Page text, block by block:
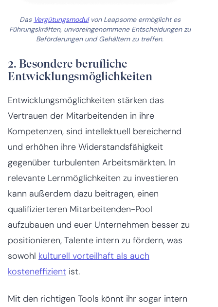
Das Vergütungsmodulvon Leapsome ermöglicht es
Führungskräften, unvoreingenommene Entscheidungen zu
Beförderungen und Gehältern zu treffen.
2. Besondere berufliche
Entwicklungsmöglichkeiten
Entwicklungsmöglichkeiten stärken das
Vertrauen der Mitarbeitenden in ihre
Kompetenzen, sind intellektuell bereichernd
und erhöhen ihre Widerstandsfähigkeit
gegenüber turbulenten Arbeitsmärkten. In
relevante Lernmöglichkeiten zu investieren
kann außerdem dazu beitragen, einen
qualifizierteren Mitarbeitenden-Pool
aufzubauen und euer Unternehmen besser zu
positionieren, Talente intern zu fördern, was
sowohl kulturell vorteilhaft als auch
kosteneffizient ist.
Mit den richtigen Tools könnt ihr sogar intern